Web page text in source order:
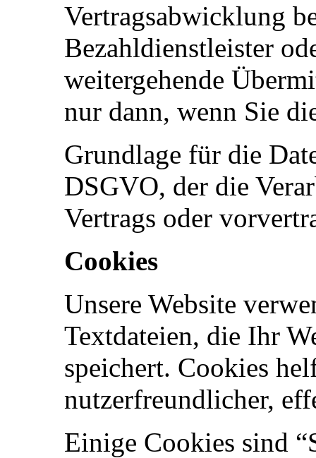
Vertragsabwicklung
Bezahldienstleister
weitergehende
nur dann, wenn Sie
Grundlage für die
DSGVO, der die
Vertrags oder
Cookies
Unsere Website
Textdateien, die Ihr
speichert. Cookies
nutzerfreundlicher,
Einige Cookies sind